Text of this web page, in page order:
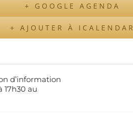
+ GOOGLE AGENDA
+ AJOUTER À ICALENDAR
d’information
au